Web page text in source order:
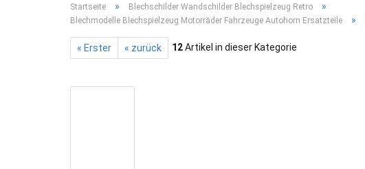
Startseite » Blechschilder Wandschilder Blechspielzeug Retro »
Blechmodelle Blechspielzeug Motorräder Fahrzeuge Autohorn Ersatzteile »
« Erster « zurück 12Artikel in dieser Kategorie